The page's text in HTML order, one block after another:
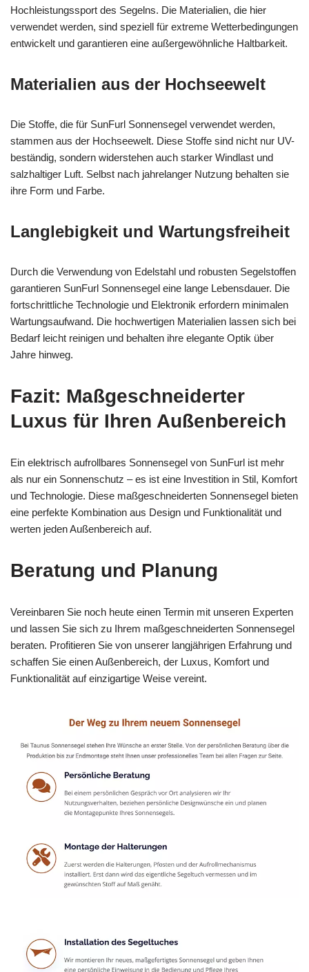
Hochleistungssport des Segelns. Die Materialien, die hier
verwendet werden, sind speziell für extreme Wetterbedingungen
entwickelt und garantieren eine außergewöhnliche Haltbarkeit.
Materialien aus der Hochseewelt
Die Stoffe, die für SunFurl Sonnensegel verwendet werden,
stammen aus der Hochseewelt. Diese Stoffe sind nicht nur UV-
beständig, sondern widerstehen auch starker Windlast und
salzhaltiger Luft. Selbst nach jahrelanger Nutzung behalten sie
ihre Form und Farbe.
Langlebigkeit und Wartungsfreiheit
Durch die Verwendung von Edelstahl und robusten Segelstoffen
garantieren SunFurl Sonnensegel eine lange Lebensdauer. Die
fortschrittliche Technologie und Elektronik erfordern minimalen
Wartungsaufwand. Die hochwertigen Materialien lassen sich bei
Bedarf leicht reinigen und behalten ihre elegante Optik über
Jahre hinweg.
Fazit: Maßgeschneiderter
Luxus für Ihren Außenbereich
Ein elektrisch aufrollbares Sonnensegel von SunFurl ist mehr
als nur ein Sonnenschutz – es ist eine Investition in Stil, Komfort
und Technologie. Diese maßgeschneiderten Sonnensegel bieten
eine perfekte Kombination aus Design und Funktionalität und
werten jeden Außenbereich auf.
Beratung und Planung
Vereinbaren Sie noch heute einen Termin mit unseren Experten
und lassen Sie sich zu Ihrem maßgeschneiderten Sonnensegel
beraten. Profitieren Sie von unserer langjährigen Erfahrung und
schaffen Sie einen Außenbereich, der Luxus, Komfort und
Funktionalität auf einzigartige Weise vereint.